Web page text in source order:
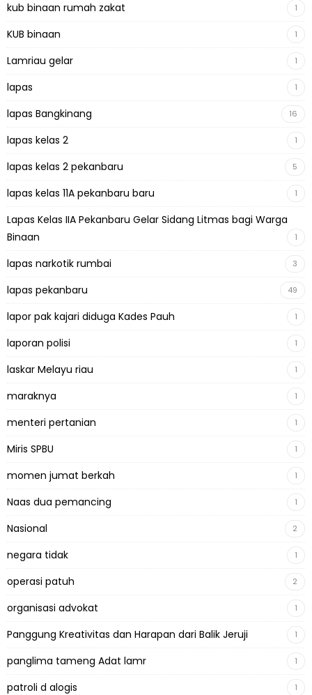
kub binaan rumah zakat 1
KUB binaan 1
Lamriau gelar 1
lapas 1
lapas Bangkinang 16
lapas kelas 2 1
lapas kelas 2 pekanbaru 5
lapas kelas 11A pekanbaru baru 1
Lapas Kelas IIA Pekanbaru Gelar Sidang Litmas bagi Warga
Binaan
1
lapas narkotik rumbai 3
lapas pekanbaru 49
lapor pak kajari diduga Kades Pauh 1
laporan polisi 1
laskar Melayu riau 1
maraknya 1
menteri pertanian 1
Miris SPBU 1
momen jumat berkah 1
Naas dua pemancing 1
Nasional 2
negara tidak 1
operasi patuh 2
organisasi advokat 1
Panggung Kreativitas dan Harapan dari Balik Jeruji 1
panglima tameng Adat lamr 1
patroli d alogis 1